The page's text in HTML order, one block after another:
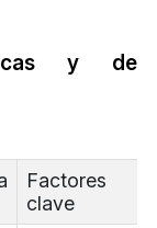
y de
Factores
clave